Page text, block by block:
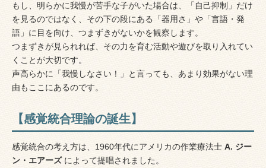
もし、明らかに我慢が苦手な子がいた場合は、「自己抑制」だけ
を見るのではなく、その下の段にある「器用さ」や「言語・発
語」に目を向け、つまずきがないかを観察します。
つまずきが見られれば、その力を育む活動や遊びを取り入れてい
くことが大切です。
声高らかに「我慢しなさい！」と言っても、あまり効果がない理
由もここにあるのです。
【感覚統合理論の誕生】
感覚統合の考え方は、1960年代にアメリカの作業療法士 A. ジー
ン・エアーズ によって提唱されました。